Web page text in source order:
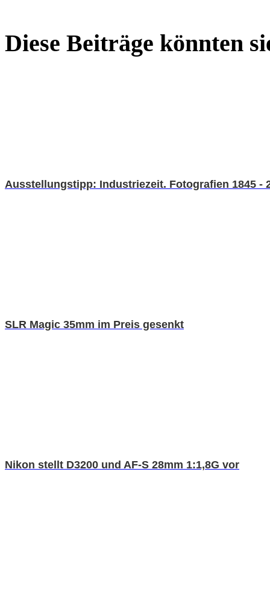
Diese Beiträge könnten
Ausstellungstipp: Industriezeit. Fotografien 1845 -
SLR Magic 35mm im Preis gesenkt
Nikon stellt D3200 und AF-S 28mm 1:1,8G vor